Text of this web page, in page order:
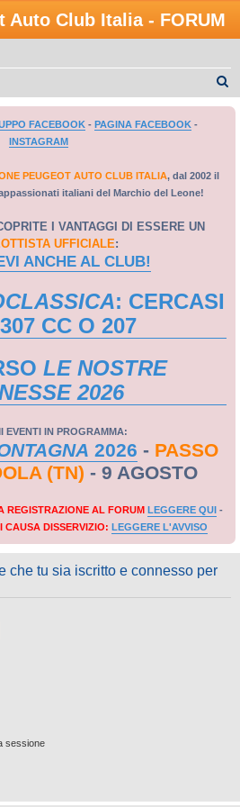
Auto Club Italia - FORUM
FACEBOOK- PAGINA FACEBOOK-
INSTAGRAM
PEUGEOT AUTO CLUB ITALIA, dal 2002 il
italiani del Marchio del Leone!
I VANTAGGI DI ESSERE UN
UFFICIALE:
ANCHE AL CLUB!
: CERCASI
CC O 207
LE NOSTRE
2026
EVENTI IN PROGRAMMA:
2026 - PASSO
(TN) - 9 AGOSTO
REGISTRAZIONE AL FORUM LEGGERE QUI -
CAUSA DISSERVIZIO: LEGGERE L'AVVISO
che tu sia iscritto e connesso per
sessione